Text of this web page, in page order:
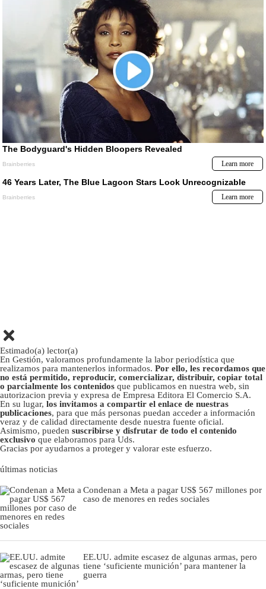
Estimado(a) lector(a)
En Gestión, valoramos profundamente la labor periodística que
realizamos para mantenerlos informados. Por ello, les recordamos que
no está permitido, reproducir, comercializar, distribuir, copiar total
o parcialmente los contenidos que publicamos en nuestra web, sin
autorizacion previa y expresa de Empresa Editora El Comercio S.A.
En su lugar, los invitamos a compartir el enlace de nuestras
publicaciones, para que más personas puedan acceder a información
veraz y de calidad directamente desde nuestra fuente oficial.
Asimismo, pueden suscribirse y disfrutar de todo el contenido
exclusivo que elaboramos para Uds.
Gracias por ayudarnos a proteger y valorar este esfuerzo.
últimas noticias
Condenan a Meta a pagar US$ 567 millones por
caso de menores en redes sociales
EE.UU. admite escasez de algunas armas, pero
tiene ‘suficiente munición’ para mantener la
guerra